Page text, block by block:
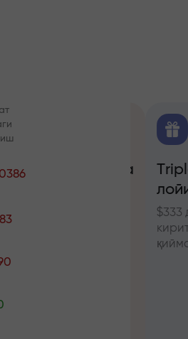
танланг
аналитика
$333